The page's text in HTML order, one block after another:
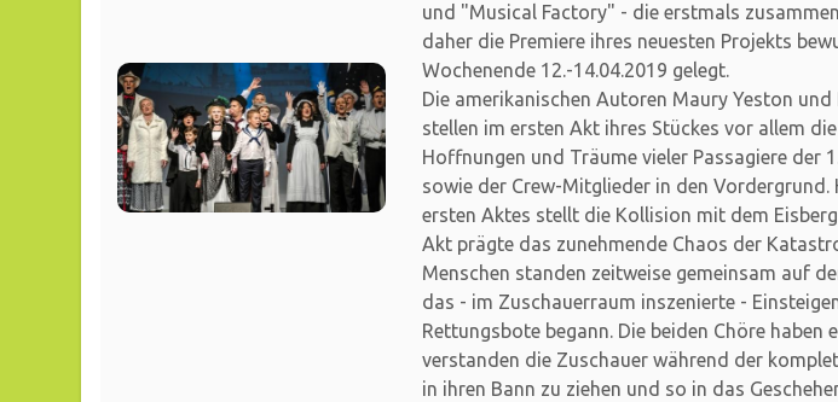
und "Musical Factory" - die erstmals
daher die Premiere ihres neuesten Projekts
Wochenende 12.-14.04.2019 gelegt.
Die amerikanischen Autoren Maury Yeston und
stellen im ersten Akt ihres Stückes vor allem
Hoffnungen und Träume vieler Passagiere der
sowie der Crew-Mitglieder in den Vordergrund.
ersten Aktes stellt die Kollision mit dem
Akt prägte das zunehmende Chaos der
Menschen standen zeitweise gemeinsam auf
das - im Zuschauerraum inszenierte -
Rettungsbote begann. Die beiden Chöre haben
verstanden die Zuschauer während der
in ihren Bann zu ziehen und so in das